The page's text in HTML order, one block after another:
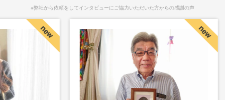
※弊社から依頼をしてインタビューにご協力いただいた方からの感謝の声